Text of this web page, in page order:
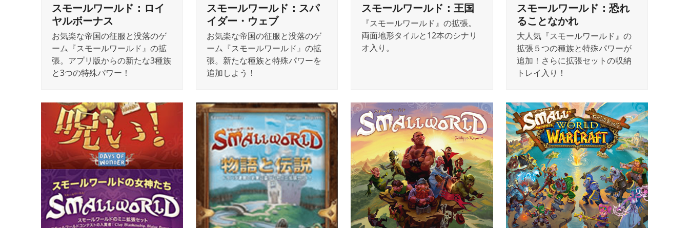
スモールワールド：ロイ
ヤルボーナス
お気楽な帝国の征服と没落のゲ
ーム『スモールワールド』の拡
張。アプリ版からの新たな3種族
と3つの特殊パワー！
スモールワールド：スパ
イダー・ウェブ
お気楽な帝国の征服と没落のゲ
ーム『スモールワールド』の拡
張。新たな種族と特殊パワーを
追加しよう！
スモールワールド：王国
『スモールワールド』の拡張。
両面地形タイルと12本のシナリ
オ入り。
スモールワールド：恐れ
ることなかれ
大人気『スモールワールド』の
拡張５つの種族と特殊パワーが
追加！さらに拡張セットの収納
トレイ入り！